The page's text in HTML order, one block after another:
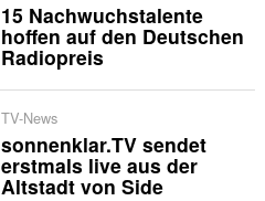
15 Nachwuchstalente
hoffen auf den Deutschen
Radiopreis
TV-News
sonnenklar.TV sendet
erstmals live aus der
Altstadt von Side